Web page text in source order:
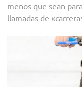
menos que sean
llamadas de